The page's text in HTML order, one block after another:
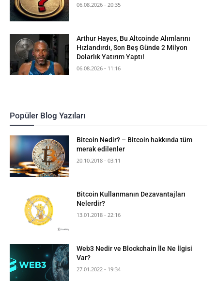
06.08.2026 - 20:35
Arthur Hayes, Bu Altcoinde Alımlarını
Hızlandırdı, Son Beş Günde 2 Milyon
Dolarlık Yatırım Yaptı!
06.08.2026 - 11:16
Popüler Blog Yazıları
Bitcoin Nedir? – Bitcoin hakkında tüm
merak edilenler
20.10.2018 - 03:11
Bitcoin Kullanmanın Dezavantajları
Nelerdir?
13.01.2018 - 22:16
Web3 Nedir ve Blockchain İle Ne İlgisi
Var?
27.01.2022 - 19:34